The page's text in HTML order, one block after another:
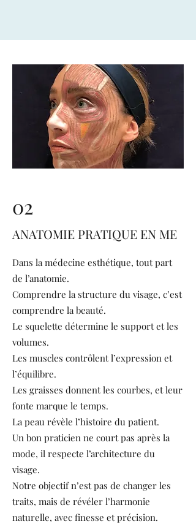
02
ANATOMIE PRATIQUE EN ME
Dans la médecine esthétique, tout part
de l’anatomie.
Comprendre la structure du visage, c’est
comprendre la beauté.
Le squelette détermine le support et les
volumes.
Les muscles contrôlent l’expression et
l’équilibre.
Les graisses donnent les courbes, et leur
fonte marque le temps.
La peau révèle l’histoire du patient.
Un bon praticien ne court pas après la
mode, il respecte l’architecture du
visage.
Notre objectif n’est pas de changer les
traits, mais de révéler l’harmonie
naturelle, avec finesse et précision.